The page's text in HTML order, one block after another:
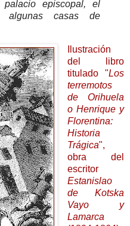
palacio episcopal, el
casas de
Ilustración
del libro
titulado "Los
terremotos
de Orihuela
o Henrique y
Florentina:
Historia
Trágica",
obra del
escritor
Estanislao
de Kotska
Vayo y
Lamarca